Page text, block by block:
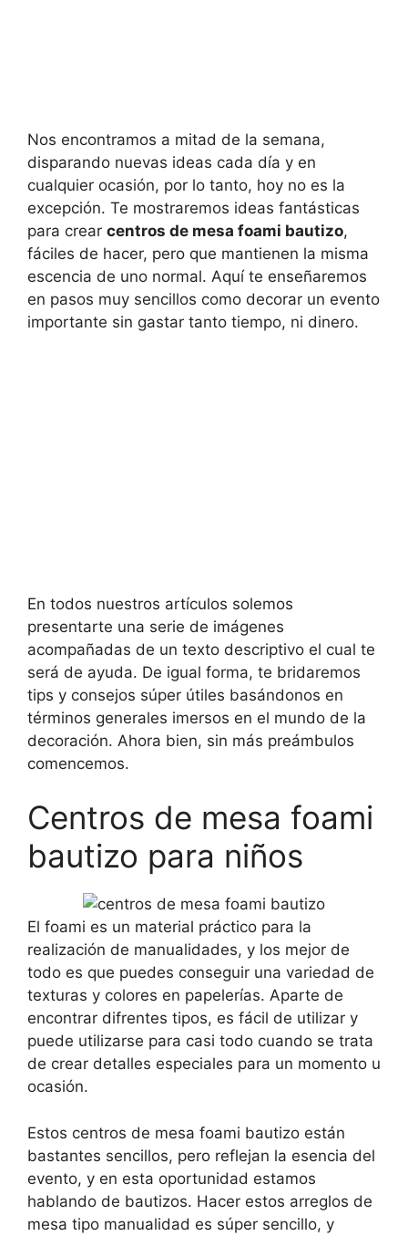
Nos encontramos a mitad de la semana,
disparando nuevas ideas cada día y en
cualquier ocasión, por lo tanto, hoy no es la
excepción. Te mostraremos ideas fantásticas
para crear centros de mesa foami bautizo,
fáciles de hacer, pero que mantienen la misma
escencia de uno normal. Aquí te enseñaremos
en pasos muy sencillos como decorar un evento
importante sin gastar tanto tiempo, ni dinero.
En todos nuestros artículos solemos
presentarte una serie de imágenes
acompañadas de un texto descriptivo el cual te
será de ayuda. De igual forma, te bridaremos
tips y consejos súper útiles basándonos en
términos generales imersos en el mundo de la
decoración. Ahora bien, sin más preámbulos
comencemos.
Centros de mesa foami
bautizo para niños
El foami es un material práctico para la
realización de manualidades, y los mejor de
todo es que puedes conseguir una variedad de
texturas y colores en papelerías. Aparte de
encontrar difrentes tipos, es fácil de utilizar y
puede utilizarse para casi todo cuando se trata
de crear detalles especiales para un momento u
ocasión.
Estos centros de mesa foami bautizo están
bastantes sencillos, pero reflejan la esencia del
evento, y en esta oportunidad estamos
hablando de bautizos. Hacer estos arreglos de
mesa tipo manualidad es súper sencillo, y